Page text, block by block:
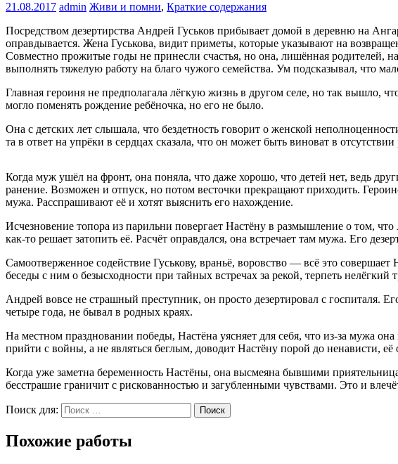
21.08.2017 admin Живи и помни, Краткие содержания
Посредством дезертирства Андрей Гуськов прибывает домой в деревню на
оправдывается. Жена Гуськова, видит приметы, которые указывают на
Совместно прожитые годы не принесли счастья, но она, лишённая родителей,
выполнять тяжелую работу на благо чужого семейства. Ум подсказывал, что
Главная героиня не предполагала лёгкую жизнь в другом селе, но так вышло,
могло поменять рождение ребёночка, но его не было.
Она с детских лет слышала, что бездетность говорит о женской
та в ответ на упрёки в сердцах сказала, что он может быть виноват в
Когда муж ушёл на фронт, она поняла, что даже хорошо, что детей нет, ведь
ранение. Возможен и отпуск, но потом весточки прекращают приходить.
мужа. Расспрашивают её и хотят выяснить его нахождение.
Исчезновение топора из парильни повергает Настёну в размышление о том,
как-то решает затопить её. Расчёт оправдался, она встречает там мужа. Его
Самоотверженное содействие Гуськову, враньё, воровство — всё это
беседы с ним о безысходности при тайных встречах за рекой, терпеть
Андрей вовсе не страшный преступник, он просто дезертировал с госпиталя.
четыре года, не бывал в родных краях.
На местном праздновании победы, Настёна уясняет для себя, что из-за мужа
прийти с войны, а не являться беглым, доводит Настёну порой до ненависти,
Когда уже заметна беременность Настёны, она высмеяна бывшими
бесстрашие граничит с рискованностью и загубленными чувствами. Это и
Поиск для: Поиск
Похожие работы